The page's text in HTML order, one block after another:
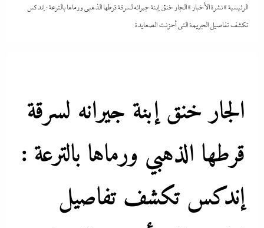
الرئيسية»نشرة الأخبار »الجار خنق إبنة جيرانه لسرقة قرطها الذهبي ورماها بالترعة : إندكس
تكشف تفاصيل الجريمة التى أحزنت الصعايدة
الجار خنق إبنة جيرانه لسرقة
قرطها الذهبي ورماها بالترعة :
إندكس تكشف تفاصيل